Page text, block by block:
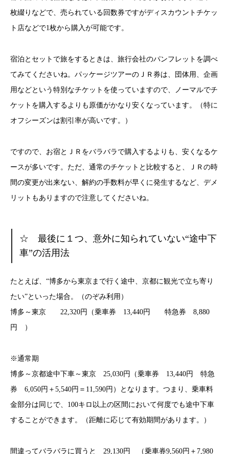
枚綴りなどで、売られている回数券ですがディスカウントチケッ
ト店などで1枚から購入が可能です。
宿泊とセットで旅をするときは、旅行会社のパンフレットを調べ
てみてくださいね。パッケージツアーのＪＲ券は、団体用、企画
用などという特別なチケットを使っていますので、ノーマルでチ
ケットを購入するよりも原価がかなり安くなっています。（特に
オフシーズンは割引率が高いです。）
ですので、お宿とＪＲをバラバラで購入するよりも、安くなるケ
ースが多いです。ただ、通常のチケットと比較すると、ＪＲの時
間の変更が出来ない、解約の手数料が早くに発生するなど、デメ
リットもありますので注意してくださいね。
☆ 最後に１つ、意外に知られていない“途中下
車”の活用法
たとえば、“博多から東京まで行く途中、京都に観光で立ち寄り
たい”といった場合。（のぞみ利用）
博多～東京 22,320円（乗車券 13,440円 特急券 8,880
円 ）
※通常期
博多～京都途中下車～東京 25,030円（乗車券 13,440円 特急
券 6,050円＋5,540円＝11,590円）となります。つまり、乗車料
金部分は同じで、100キロ以上の区間において何度でも途中下車
することができます。（距離に応じて有効期間があります。）
間違ってバラバラに買うと 29,130円 （乗車券9,560円＋7,980